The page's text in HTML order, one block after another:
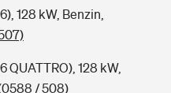
128 kW, Benzin,
QUATTRO), 128 kW,
/ 508)